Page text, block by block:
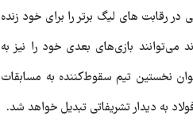
در رقابت های لیگ برتر را برای خود زنده
می‌توانند بازی‌های بعدی خود را نیز به
نخستین تیم سقوط‌کننده به مسابقات
به دیدار تشریفاتی تبدیل خواهد شد.